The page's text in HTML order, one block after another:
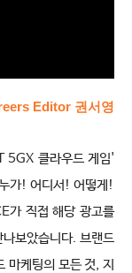
Editor 권서영
5GX 클라우드 게임'
가! 어디서! 어떻게!
가 직접 해당 광고를
보았습니다. 브랜드
마케팅의 모든 것, 지